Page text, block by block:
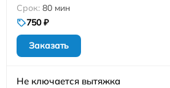
80 мин
750 ₽
Заказать
Не ключается вытяжка